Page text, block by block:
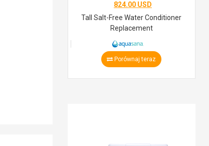
824.00 USD
Tall Salt-Free Water Conditioner
Replacement
Porównaj teraz